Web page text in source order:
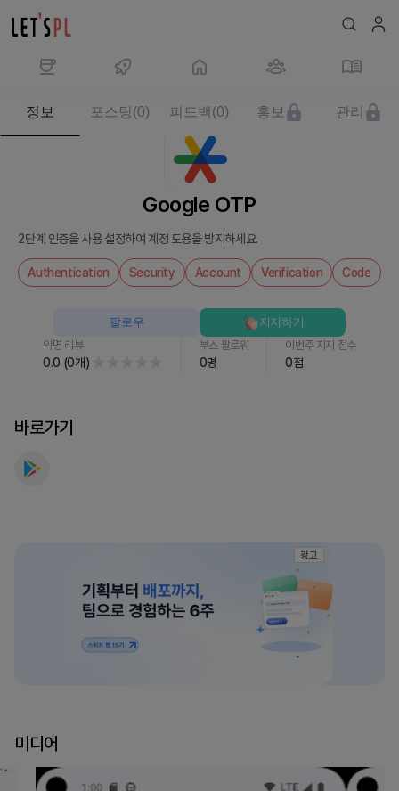
서
Google OTP
2단계 인증을 사용 설정하여 계정 도용을 방지하세요.
Authentication Security Account Verification Code
익명 리뷰
0.0 (0개)
부스 팔로워
0명
이번주 지지 점수
0점
팔로우 지지하기
정보 포스팅(0) 피드백 (0) 홍보 관리
바로가기
광고
미디어